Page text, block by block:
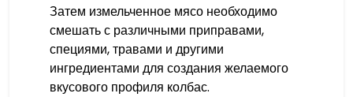
Затем измельченное мясо необходимо
смешать с различными приправами,
специями, травами и другими
ингредиентами для создания желаемого
вкусового профиля колбас.